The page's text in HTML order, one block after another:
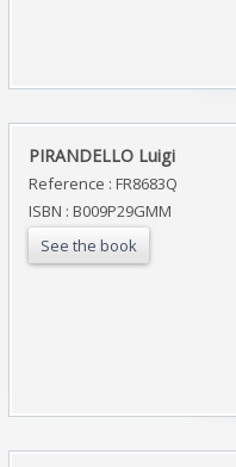
‎PIRANDELLO Luigi ‎
Reference : FR8683Q
ISBN : B009P29GMM
See the book